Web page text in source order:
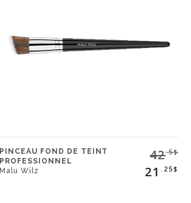
PINCEAU FOND DE TEINT
PROFESSIONNEL
Malu Wilz
42.5$
21.25$